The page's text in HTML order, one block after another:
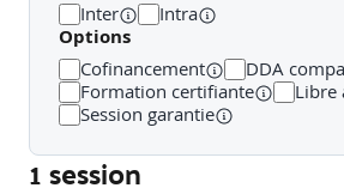
Inter Intra
Options
Cofinancement
DDA
Formation certifiante
Libre
Session garantie
1 session